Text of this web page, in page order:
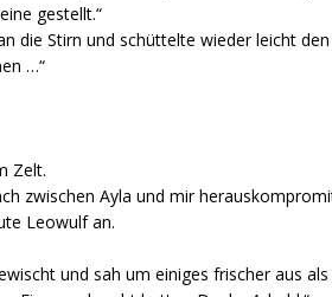
gestellt.“
die Stirn und schüttelte wieder leicht
…“
Zelt.
zwischen Ayla und mir
Leowulf an.
und sah um einiges frischer aus